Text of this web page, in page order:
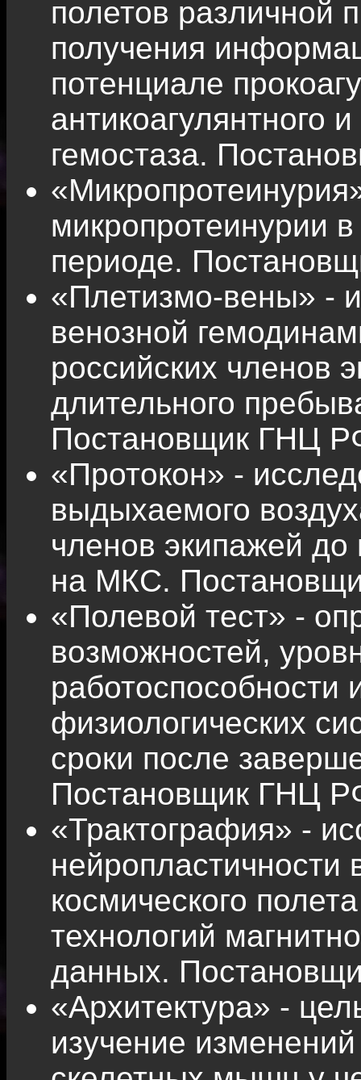
полетов различной
получения
потенциале
антикоагулянтного
гемостаза.
микропротеинурии
периоде.
«Плетизмо-вены» -
венозной
российских членов
длительного
Постановщик ГНЦ
«Протокон» -
выдыхаемого
членов экипажей до
на МКС.
«Полевой тест» -
возможностей,
работоспособности
физиологических
сроки после
Постановщик ГНЦ
«Трактография» -
нейропластичности
космического
технологий
данных.
«Архитектура» -
изучение